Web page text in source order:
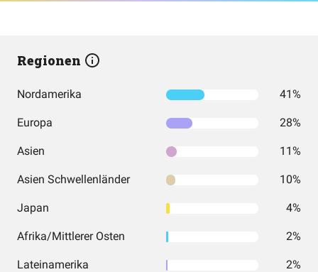
Regionen
Nordamerika 41%
Europa 28%
Asien 11%
Asien Schwellenländer 10%
Japan 4%
Afrika/Mittlerer Osten 2%
Lateinamerika 2%